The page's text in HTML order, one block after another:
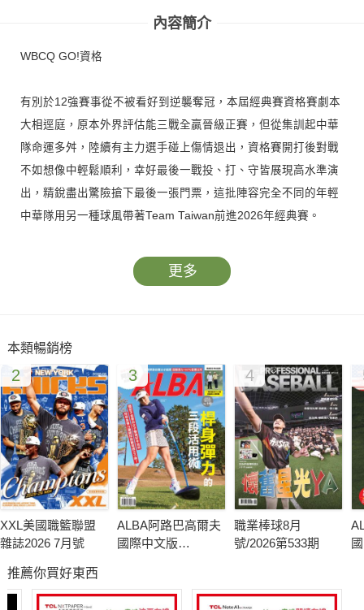
內容簡介
WBCQ GO!資格
有別於12強賽事從不被看好到逆襲奪冠，本屆經典賽資格賽劇本
大相逕庭，原本外界評估能三戰全贏晉級正賽，但從集訓起中華
隊命運多舛，陸續有主力選手碰上傷情退出，資格賽開打後對戰
不如想像中輕鬆順利，幸好最後一戰投、打、守皆展現高水準演
出，精銳盡出驚險搶下最後一張門票，這批陣容完全不同的年輕
中華隊用另一種球風帶著Team Taiwan前進2026年經典賽。
更多
本類暢銷榜
2
XXL美國職籃聯盟
雜誌2026 7月號
3
ALBA阿路巴高爾夫
國際中文版
4
職業棒球8月
號/2026第533期
推薦你買好東西